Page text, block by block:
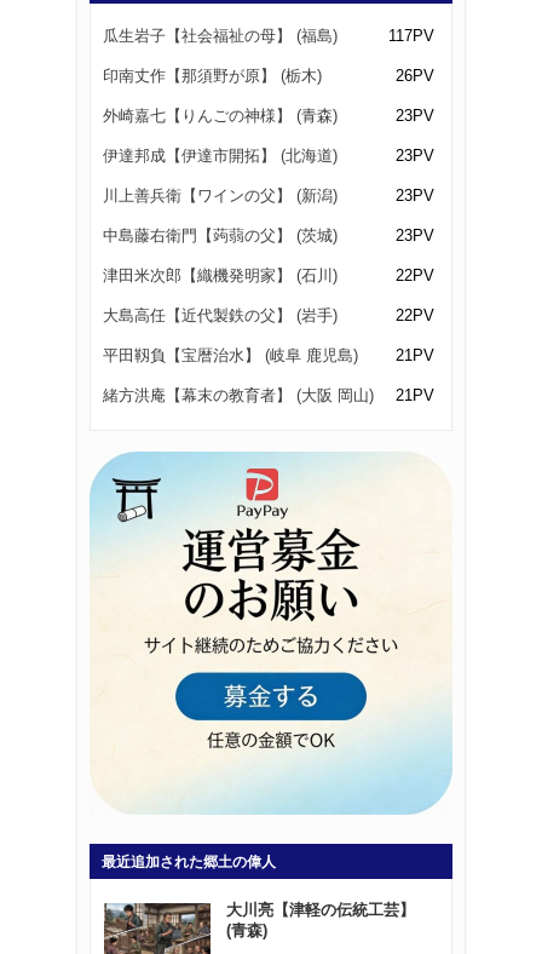
瓜生岩子【社会福祉の母】 (福島) 117PV
印南丈作【那須野が原】 (栃木) 26PV
外崎嘉七【りんごの神様】 (青森) 23PV
伊達邦成【伊達市開拓】 (北海道) 23PV
川上善兵衛【ワインの父】 (新潟) 23PV
中島藤右衛門【蒟蒻の父】 (茨城) 23PV
津田米次郎【織機発明家】 (石川) 22PV
大島高任【近代製鉄の父】 (岩手) 22PV
平田靱負【宝暦治水】 (岐阜 鹿児島) 21PV
緒方洪庵【幕末の教育者】 (大阪 岡山) 21PV
最近追加された郷土の偉人
大川亮【津軽の伝統工芸】
(青森)